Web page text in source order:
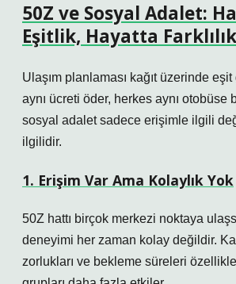
50Z ve Sosyal Adalet:
Eşitlik, Hayatta Farklılık
Ulaşım planlaması kağıt üzerinde
aynı ücreti öder, herkes aynı otobüse
sosyal adalet sadece erişimle ilgili
ilgilidir.
1. Erişim Var Ama Kolaylık Yok
50Z hattı birçok merkezi noktaya
deneyimi her zaman kolay değildir.
zorlukları ve bekleme süreleri